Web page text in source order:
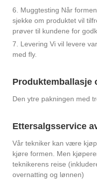
6. Muggtesting Når
sjekke om produktet vil
prøver til kundene for
7. Levering Vi vil levere
med fly.
Produktemballasje
Den ytre pakningen med
Ettersalgsservice
Vår tekniker kan være
kjøre formen. Men
teknikerens reise
overnatting og lønnen)